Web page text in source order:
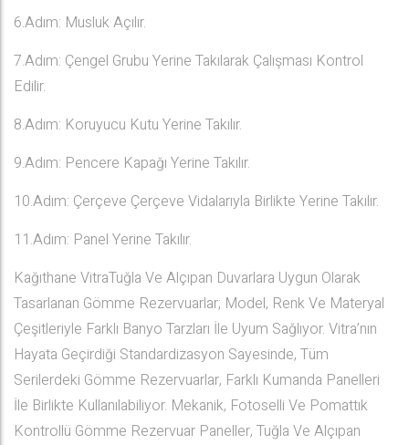
6.Adım: Musluk Açılır.
7.Adım: Çengel Grubu Yerine Takılarak Çalışması Kontrol
Edilir.
8.Adım: Koruyucu Kutu Yerine Takılır.
9.Adım: Pencere Kapağı Yerine Takılır.
10.Adım: Çerçeve Çerçeve Vidalarıyla Birlikte Yerine Takılır.
11.Adım: Panel Yerine Takılır.
Kağıthane VitraTuğla Ve Alçıpan Duvarlara Uygun Olarak
Tasarlanan Gömme Rezervuarlar; Model, Renk Ve Materyal
Çeşitleriyle Farklı Banyo Tarzları İle Uyum Sağlıyor. Vitra’nın
Hayata Geçirdiği Standardizasyon Sayesinde, Tüm
Serilerdeki Gömme Rezervuarlar, Farklı Kumanda Panelleri
İle Birlikte Kullanılabiliyor. Mekanik, Fotoselli Ve Pomattık
Kontrollü Gömme Rezervuar Paneller, Tuğla Ve Alçıpan